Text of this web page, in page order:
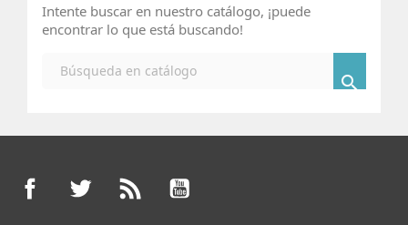
Intente buscar en nuestro catálogo, ¡puede
encontrar lo que está buscando!

FacebookTwitter